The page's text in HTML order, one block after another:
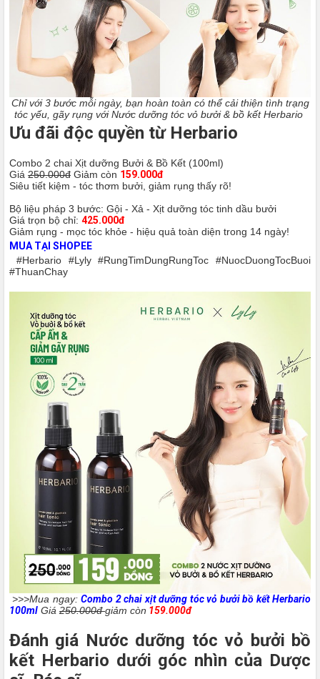
Chỉ với 3 bước mỗi ngày, bạn hoàn toàn có thể cải thiện tình trạng
tóc yếu, gãy rụng với Nước dưỡng tóc vỏ bưởi & bồ kết Herbario
Ưu đãi độc quyền từ Herbario
Combo 2 chai Xịt dưỡng Bưởi & Bồ Kết (100ml)
Giá 250.000đ Giảm còn 159.000đ
Siêu tiết kiệm - tóc thơm bưởi, giảm rụng thấy rõ!
Bộ liệu pháp 3 bước: Gội - Xả - Xịt dưỡng tóc tinh dầu bưởi
Giá trọn bộ chỉ: 425.000đ
Giảm rụng - mọc tóc khỏe - hiệu quả toàn diện trong 14 ngày!
MUA TẠI SHOPEE
#Herbario #Lyly #RungTimDungRungToc #NuocDuongTocBuoi
#ThuanChay
>>>Mua ngay:Combo 2 chai xịt dưỡng tóc vỏ bưởi bồ kết Herbario
100ml Giá 250.000đgiảm còn 159.000đ
Đánh giá Nước dưỡng tóc vỏ bưởi bồ
kết Herbario dưới góc nhìn của Dược